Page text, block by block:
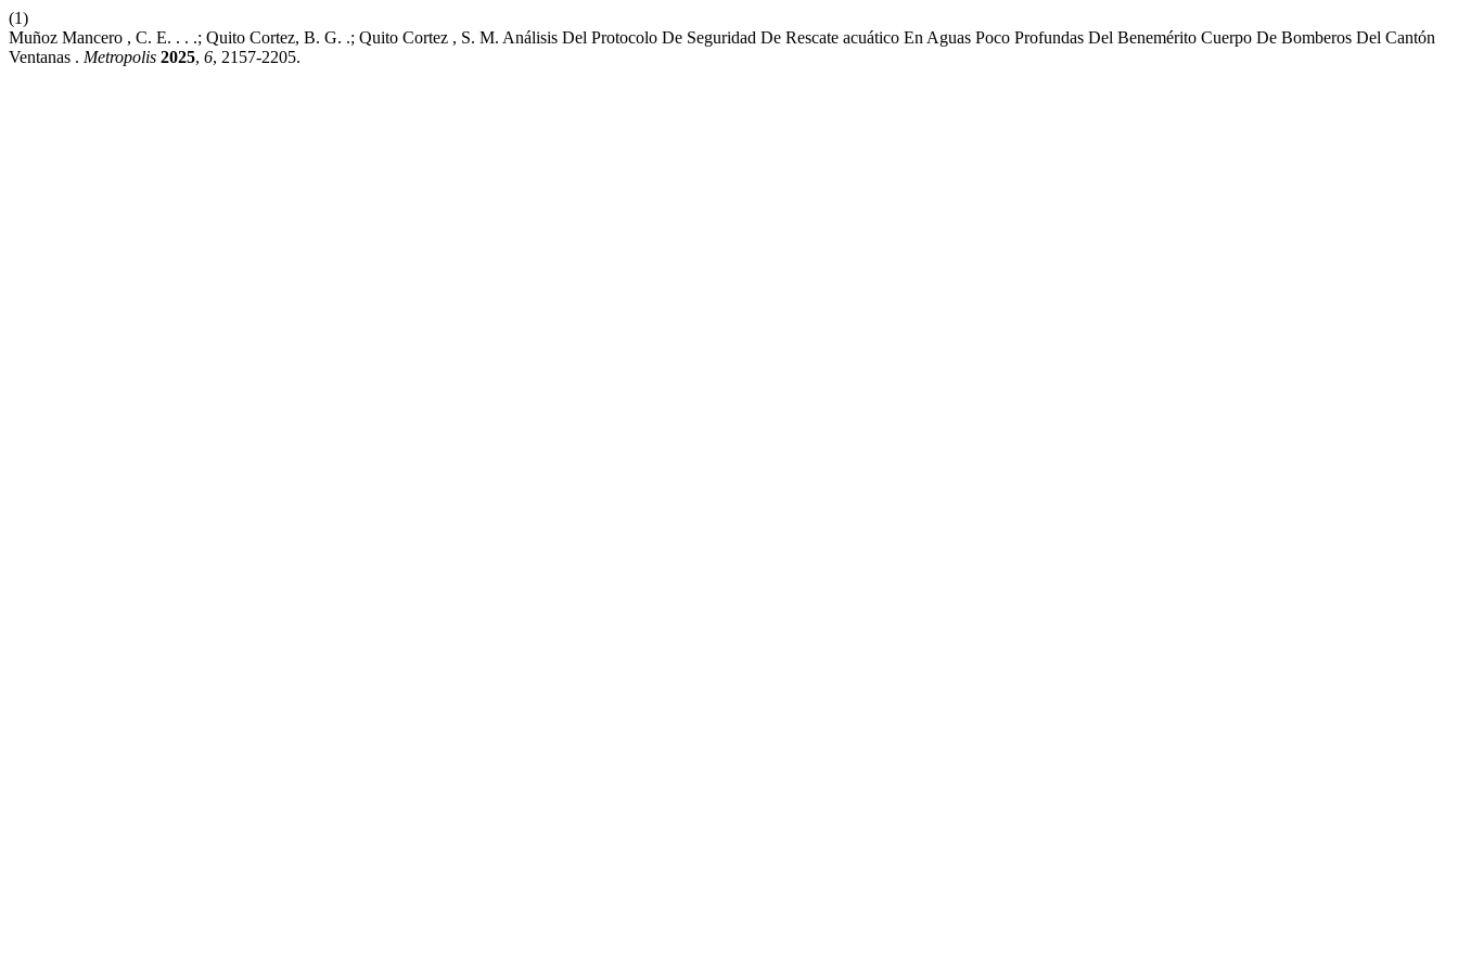
(1)
Muñoz Mancero , C. E. . . .; Quito Cortez, B. G. .; Quito Cortez , S. M. Análisis Del Protocolo De Seguridad De Rescate acuático En Aguas Poco Profundas Del Benemérito Cuerpo De Bomberos Del Cantón
Ventanas . Metropolis 2025, 6, 2157-2205.